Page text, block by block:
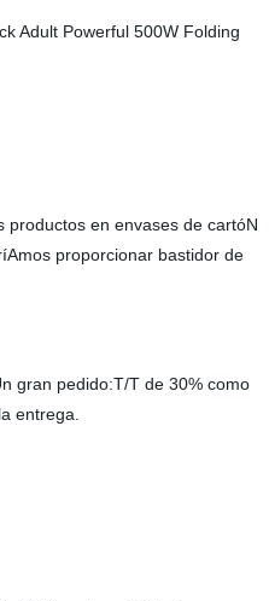
productos en envases de cartóN
proporcionar bastidor de
gran pedido:T/T de 30% como
entrega.